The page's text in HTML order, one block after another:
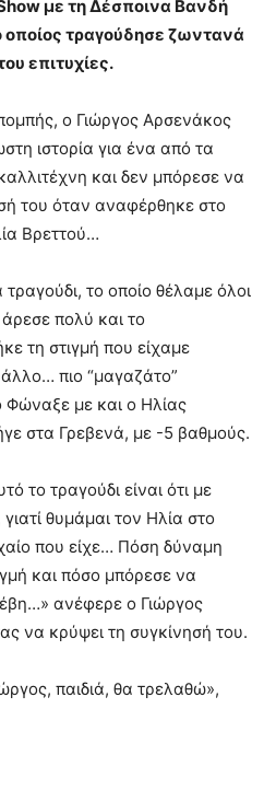
με τη Δέσποινα Βανδή
οποίος τραγούδησε ζωντανά
επιτυχίες.
ο Γιώργος Αρσενάκος
ιστορία για ένα από τα
και δεν μπόρεσε να
του όταν αναφέρθηκε στο
Βρεττού…
το οποίο θέλαμε όλοι
πολύ και το
τη στιγμή που είχαμε
άλλο… πιο “μαγαζάτο”
Φώναξε με και ο Ηλίας
στα Γρεβενά, με -5 βαθμούς.
το τραγούδι είναι ότι με
θυμάμαι τον Ηλία στο
που είχε… Πόση δύναμη
και πόσο μπόρεσε να
ανέφερε ο Γιώργος
να κρύψει τη συγκίνησή του.
παιδιά, θα τρελαθώ»,